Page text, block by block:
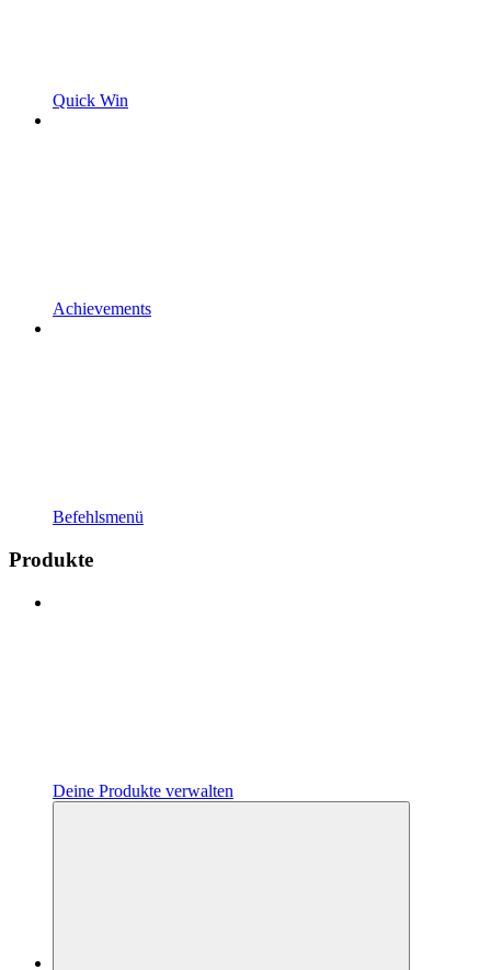
Quick Win
Achievements
Befehlsmenü
Produkte
Deine Produkte verwalten